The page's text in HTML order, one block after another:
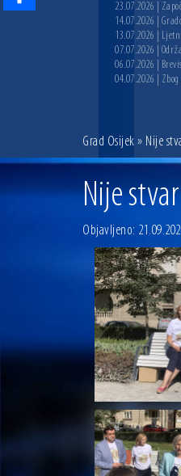
23.07.2026 |
14.07.2026 |
13.07.2026 |
07.07.2026 |
06.07.2026 |
04.07.2026 |
Grad Osijek » Nije
Nije
Objavljeno: